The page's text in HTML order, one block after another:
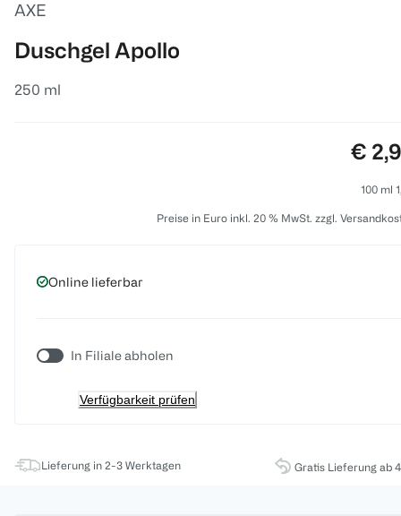
AXE
Duschgel Apollo
250 ml
€
100 ml
Preise in Euro inkl. 20 % MwSt. zzgl.
Online lieferbar
In Filiale abholen
Verfügbarkeit prüfen
Lieferung in 2-3 Werktagen Gratis Lieferung ab